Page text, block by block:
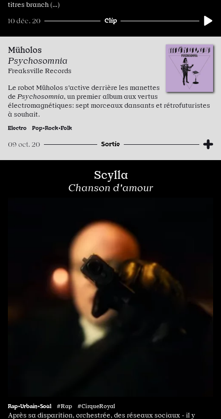
titres branch (…)
10 déc. 20 Clip
Müholos
Psychosomnia
Freaksville Records
Le robot Müholos s’active derrière les manettes
de Psychosomnia, un premier album aux vertus
électromagnétiques: sept morceaux dansants et rétrofuturistes
à souhait.
Electro Pop•Rock•Folk
09 oct. 20 Sortie
Scylla
Chanson d'amour
Rap•Urbain•Soul #Rap #CirqueRoyal
Après sa disparition, orchestrée, des réseaux sociaux - il y